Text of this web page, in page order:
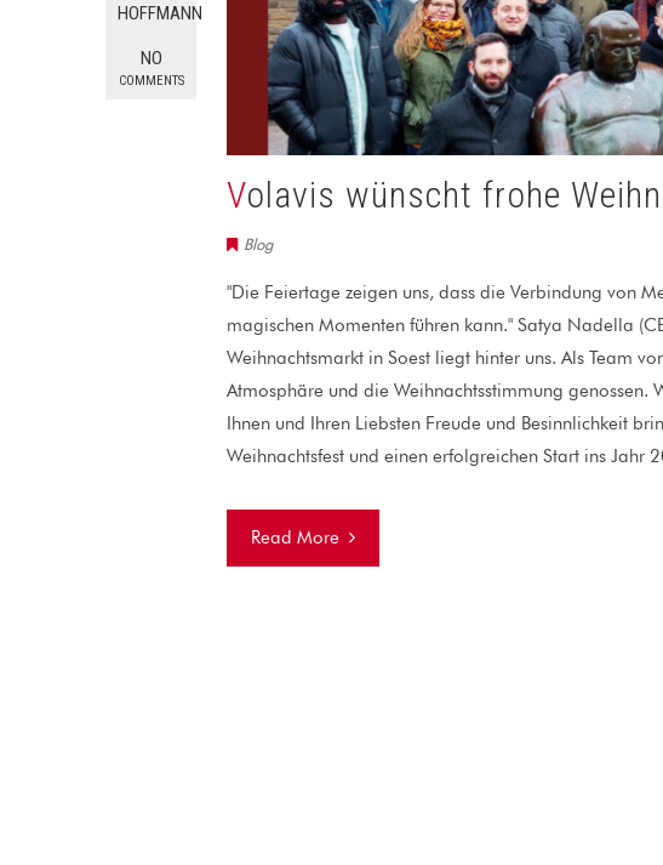
HOFFMANN
NO
COMMENTS
Volavis wünscht frohe
Blog
"Die Feiertage zeigen uns, dass die Verbindung von
magischen Momenten führen kann." Satya Nadella
Weihnachtsmarkt in Soest liegt hinter uns. Als Team
Atmosphäre und die Weihnachtsstimmung genossen.
Ihnen und Ihren Liebsten Freude und Besinnlichkeit
Weihnachtsfest und einen erfolgreichen Start ins Jahr
Read More